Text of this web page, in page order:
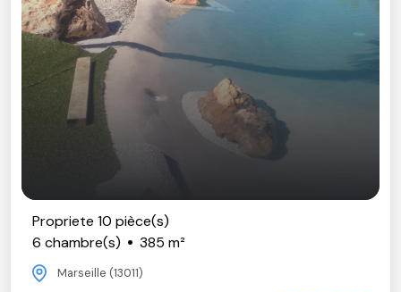
Propriete 10 pièce(s)
6 chambre(s)
385 m²
Marseille (13011)